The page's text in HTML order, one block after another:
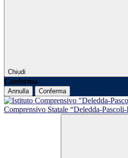
Chiudi
Conferma
Annulla Conferma
Comprensivo Statale “Deledda-